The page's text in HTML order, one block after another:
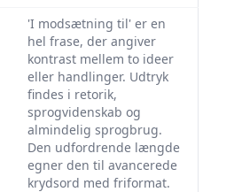
'I modsætning til' er en
hel frase, der angiver
kontrast mellem to ideer
eller handlinger. Udtryk
findes i retorik,
sprogvidenskab og
almindelig sprogbrug.
Den udfordrende længde
egner den til avancerede
krydsord med friformat.